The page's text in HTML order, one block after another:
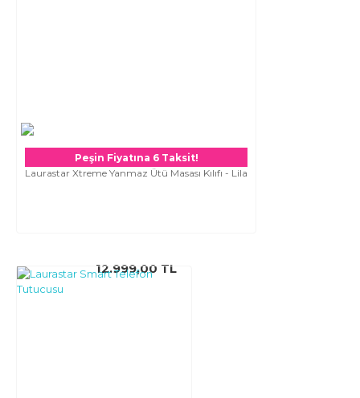
Peşin Fiyatına 6 Taksit!
Laurastar Xtreme Yanmaz Ütü Masası Kılıfı - Lila
12.999,00 TL